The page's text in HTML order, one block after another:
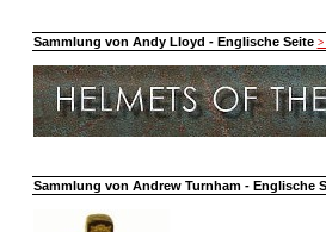
Sammlung von Andy Lloyd - Englische Seite >
Sammlung von Andrew Turnham - Englische